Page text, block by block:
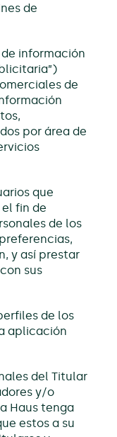
de
información
de
por área de
que
fin de
de los
y así prestar
sus
de los
aplicación
del Titular
y/o
Haus tenga
estos a su